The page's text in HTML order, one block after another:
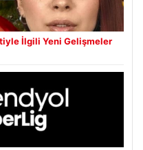
İlgili Yeni Gelişmeler